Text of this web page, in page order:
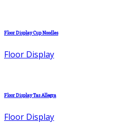
Floor Display Cup Noodles
Floor Display
Floor Display Tas Allegra
Floor Display